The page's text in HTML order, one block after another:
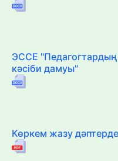
ЭССЕ "Педагогтардың
кәсіби дамуы"
Көркем жазу